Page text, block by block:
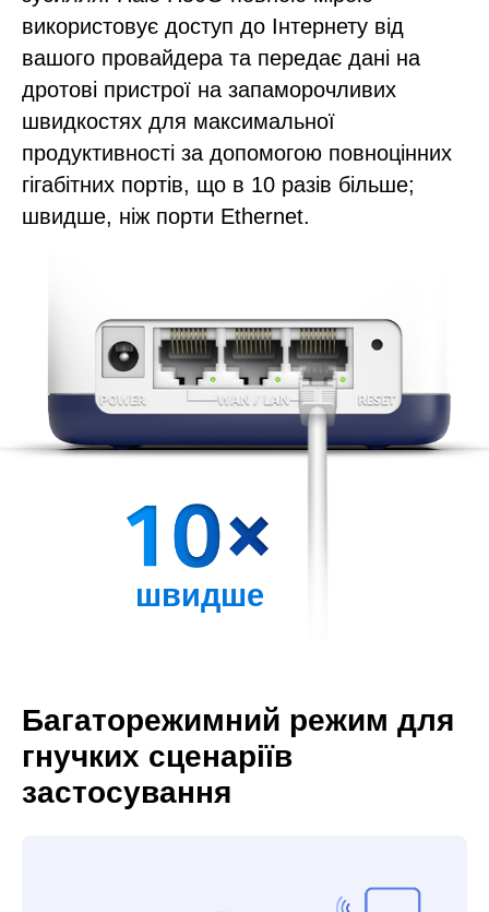
використовує доступ до Інтернету від
вашого провайдера та передає дані на
дротові пристрої на запаморочливих
швидкостях для максимальної
продуктивності за допомогою повноцінних
гігабітних портів, що в 10 разів більше;
швидше, ніж порти Ethernet.
швидше
Багаторежимний режим для
гнучких сценаріїв
застосування